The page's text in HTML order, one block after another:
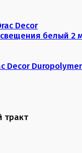
Decor Duropolymer
тракт